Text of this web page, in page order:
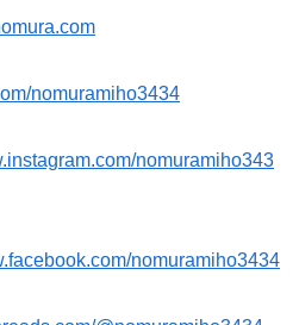
nomuramiho3434
nomuramiho343
nomuramiho3434